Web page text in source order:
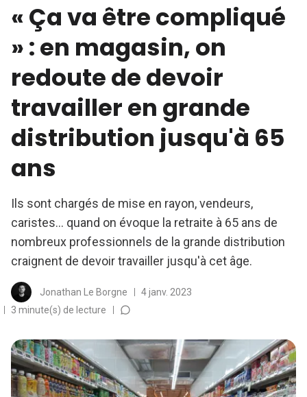
« Ça va être compliqué
» : en magasin, on
redoute de devoir
travailler en grande
distribution jusqu'à 65
ans
Ils sont chargés de mise en rayon, vendeurs,
caristes... quand on évoque la retraite à 65 ans de
nombreux professionnels de la grande distribution
craignent de devoir travailler jusqu'à cet âge.
Jonathan Le Borgne
4 janv. 2023
3 minute(s) de lecture